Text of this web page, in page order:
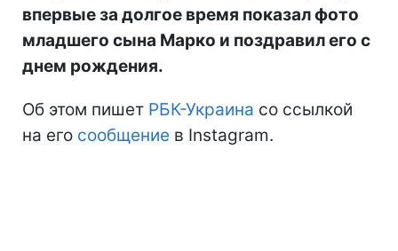
впервые за долгое время показал фото
младшего сына Марко и поздравил его с
днем рождения.
Об этом пишет РБК-Украина со ссылкой
на его сообщение в Instagram.